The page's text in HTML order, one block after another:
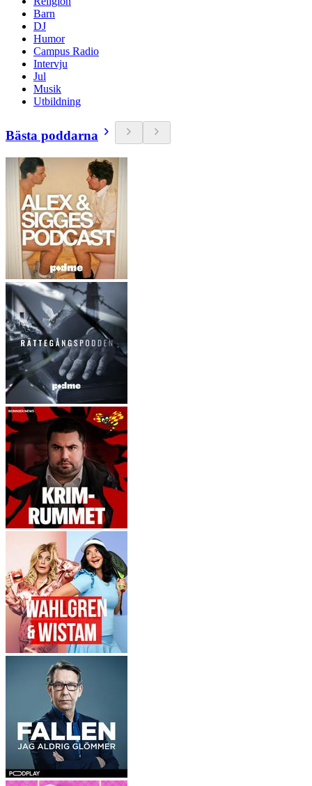
Barn
DJ
Humor
Campus Radio
Intervju
Jul
Musik
Utbildning
Bästa poddarna